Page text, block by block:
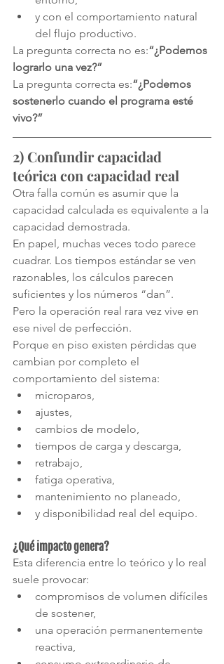
y con el comportamiento natural
del flujo productivo.
La pregunta correcta no es:“¿Podemos
lograrlo una vez?”
La pregunta correcta es:“¿Podemos
sostenerlo cuando el programa esté
vivo?”
2) Confundir capacidad
teórica con capacidad real
Otra falla común es asumir que la
capacidad calculada es equivalente a la
capacidad demostrada.
En papel, muchas veces todo parece
cuadrar. Los tiempos estándar se ven
razonables, los cálculos parecen
suficientes y los números “dan”.
Pero la operación real rara vez vive en
ese nivel de perfección.
Porque en piso existen pérdidas que
cambian por completo el
comportamiento del sistema:
microparos,
ajustes,
cambios de modelo,
tiempos de carga y descarga,
retrabajo,
fatiga operativa,
mantenimiento no planeado,
y disponibilidad real del equipo.
¿Qué impacto genera?
Esta diferencia entre lo teórico y lo real
suele provocar:
compromisos de volumen difíciles
de sostener,
una operación permanentemente
reactiva,